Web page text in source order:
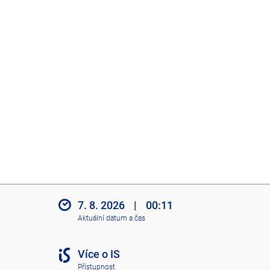
7. 8. 2026 | 00:11
Aktuální datum a čas
Více o IS
Přístupnost